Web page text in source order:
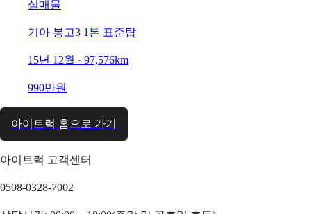
실매물
기아 봉고3 1톤 표준탑
15년 12월 · 97,576km
990만원
아이트럭 홈으로 가기
아이트럭 고객센터
0508-0328-7002